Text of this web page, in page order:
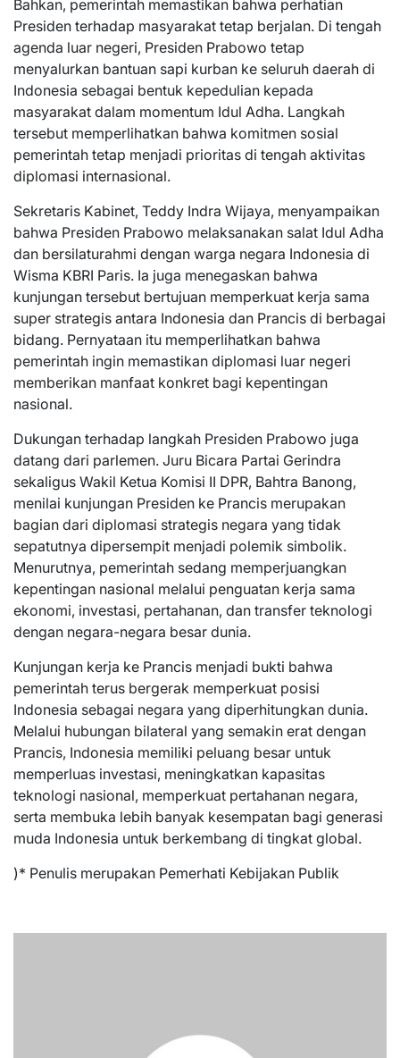
Bahkan, pemerintah memastikan bahwa perhatian
Presiden terhadap masyarakat tetap berjalan. Di tengah
agenda luar negeri, Presiden Prabowo tetap
menyalurkan bantuan sapi kurban ke seluruh daerah di
Indonesia sebagai bentuk kepedulian kepada
masyarakat dalam momentum Idul Adha. Langkah
tersebut memperlihatkan bahwa komitmen sosial
pemerintah tetap menjadi prioritas di tengah aktivitas
diplomasi internasional.
Sekretaris Kabinet, Teddy Indra Wijaya, menyampaikan
bahwa Presiden Prabowo melaksanakan salat Idul Adha
dan bersilaturahmi dengan warga negara Indonesia di
Wisma KBRI Paris. Ia juga menegaskan bahwa
kunjungan tersebut bertujuan memperkuat kerja sama
super strategis antara Indonesia dan Prancis di berbagai
bidang. Pernyataan itu memperlihatkan bahwa
pemerintah ingin memastikan diplomasi luar negeri
memberikan manfaat konkret bagi kepentingan
nasional.
Dukungan terhadap langkah Presiden Prabowo juga
datang dari parlemen. Juru Bicara Partai Gerindra
sekaligus Wakil Ketua Komisi II DPR, Bahtra Banong,
menilai kunjungan Presiden ke Prancis merupakan
bagian dari diplomasi strategis negara yang tidak
sepatutnya dipersempit menjadi polemik simbolik.
Menurutnya, pemerintah sedang memperjuangkan
kepentingan nasional melalui penguatan kerja sama
ekonomi, investasi, pertahanan, dan transfer teknologi
dengan negara-negara besar dunia.
Kunjungan kerja ke Prancis menjadi bukti bahwa
pemerintah terus bergerak memperkuat posisi
Indonesia sebagai negara yang diperhitungkan dunia.
Melalui hubungan bilateral yang semakin erat dengan
Prancis, Indonesia memiliki peluang besar untuk
memperluas investasi, meningkatkan kapasitas
teknologi nasional, memperkuat pertahanan negara,
serta membuka lebih banyak kesempatan bagi generasi
muda Indonesia untuk berkembang di tingkat global.
)* Penulis merupakan Pemerhati Kebijakan Publik